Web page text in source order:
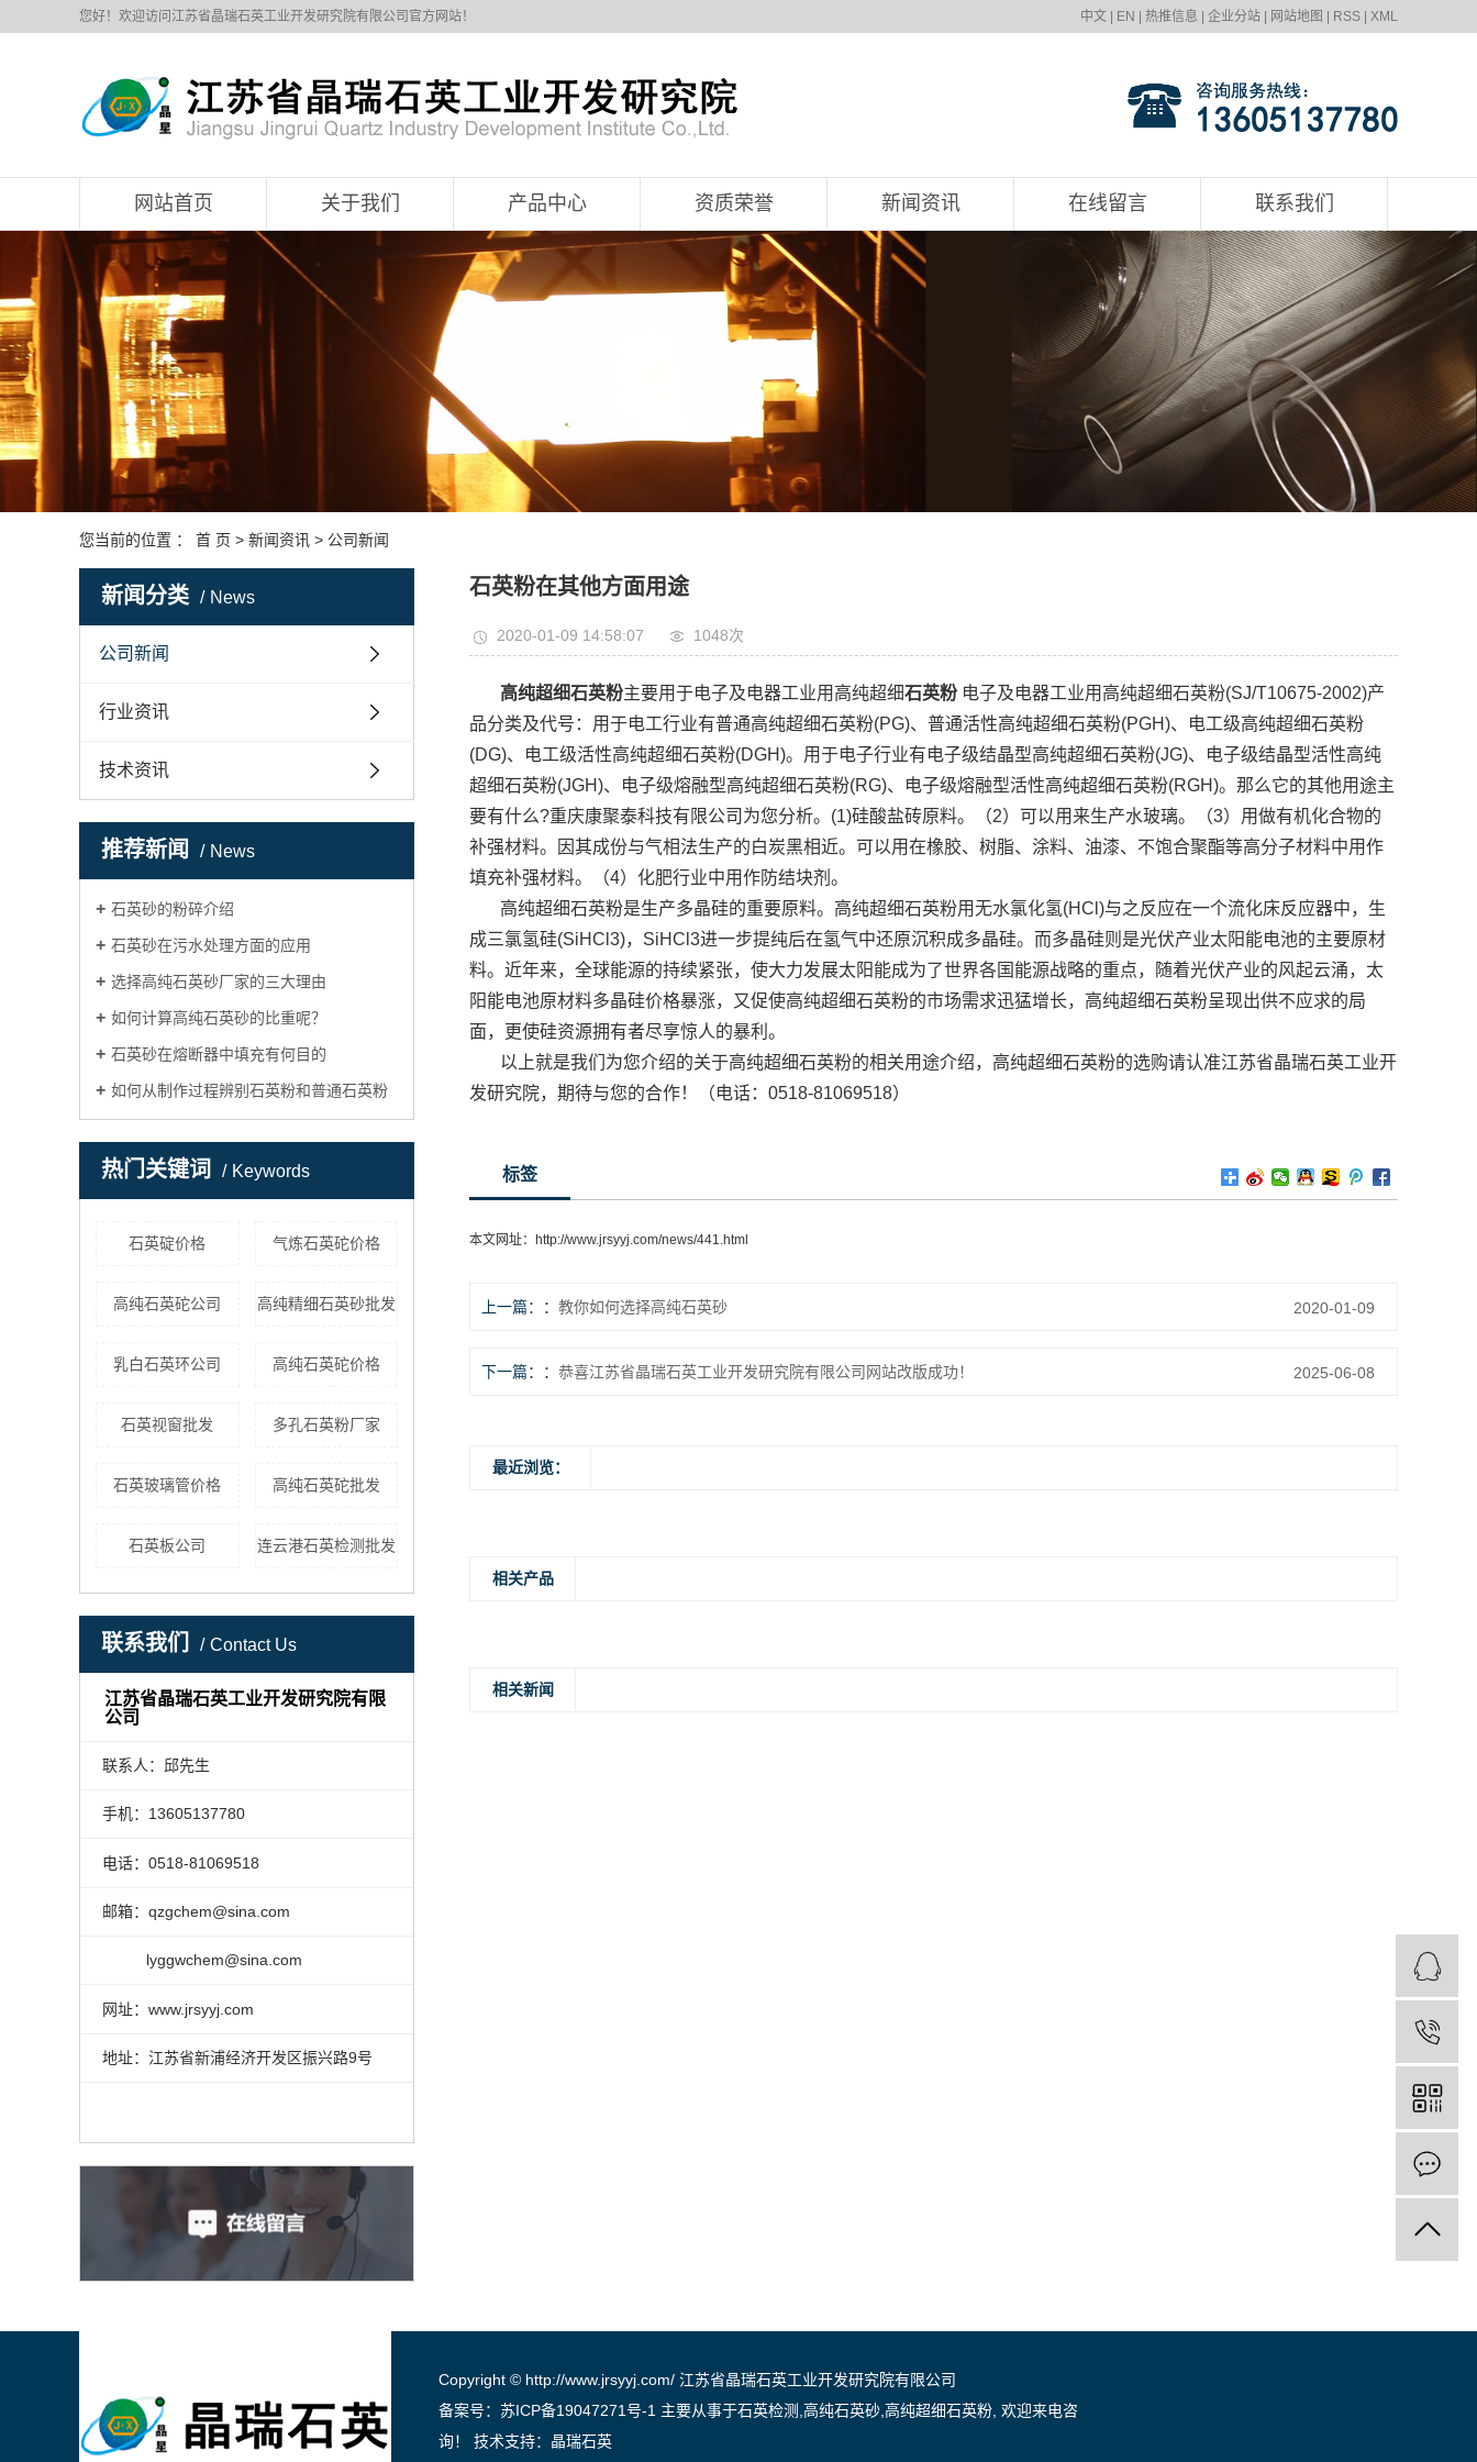
您好！欢迎访问江苏省晶瑞石英工业开发研究院有限公司官方网站！ 中文 EN 热推信息 企业分站 网站地图 RSS XML
网站首页 关于我们
公司简介
企业文化
产品中心
高纯石英粉、砂
石英碇
资质荣誉 新闻资讯
公司新闻
行业资讯
技术资讯
在线留言 联系我们
您当前的位置 ： 首 页 > 新闻资讯 > 公司新闻
新闻分类 News
公司新闻
行业资讯
技术资讯
推荐新闻 News
石英砂的粉碎介绍
石英砂在污水处理方面的应用
选择高纯石英砂厂家的三大理由
如何计算高纯石英砂的比重呢？
石英砂在熔断器中填充有何目的
如何从制作过程辨别石英粉和普通石英粉
热门关键词 Keywords
石英碇价格 气炼石英砣价格
高纯石英砣公司 高纯精细石英砂批发
乳白石英环公司 高纯石英砣价格
石英视窗批发 多孔石英粉厂家
石英玻璃管价格 高纯石英砣批发
石英板公司 连云港石英检测批发
联系我们 Contact Us
江苏省晶瑞石英工业开发研究院有限
公司
联系人：邱先生
手机：13605137780
电话：0518-81069518
邮箱：qzgchem@sina.com
lyggwchem@sina.com
网址：www.jrsyyj.com
地址：江苏省新浦经济开发区振兴路9号
石英粉在其他方面用途
2020-01-09 14:58:07 1048次
高纯超细石英粉主要用于电子及电器工业用高纯超细石英粉 电子及电器工业用高纯超细石英粉(SJ/T10675-2002)产
品分类及代号：用于电工行业有普通高纯超细石英粉(PG)、普通活性高纯超细石英粉(PGH)、电工级高纯超细石英粉
(DG)、电工级活性高纯超细石英粉(DGH)。用于电子行业有电子级结晶型高纯超细石英粉(JG)、电子级结晶型活性高纯
超细石英粉(JGH)、电子级熔融型高纯超细石英粉(RG)、电子级熔融型活性高纯超细石英粉(RGH)。那么它的其他用途主
要有什么?重庆康聚泰科技有限公司为您分析。(1)硅酸盐砖原料。（2）可以用来生产水玻璃。（3）用做有机化合物的
补强材料。因其成份与气相法生产的白炭黑相近。可以用在橡胶、树脂、涂料、油漆、不饱合聚酯等高分子材料中用作
填充补强材料。（4）化肥行业中用作防结块剂。
高纯超细石英粉是生产多晶硅的重要原料。高纯超细石英粉用无水氯化氢(HCl)与之反应在一个流化床反应器中，生
成三氯氢硅(SiHCl3)，SiHCl3进一步提纯后在氢气中还原沉积成多晶硅。而多晶硅则是光伏产业太阳能电池的主要原材
料。近年来，全球能源的持续紧张，使大力发展太阳能成为了世界各国能源战略的重点，随着光伏产业的风起云涌，太
阳能电池原材料多晶硅价格暴涨，又促使高纯超细石英粉的市场需求迅猛增长，高纯超细石英粉呈现出供不应求的局
面，更使硅资源拥有者尽享惊人的暴利。
以上就是我们为您介绍的关于高纯超细石英粉的相关用途介绍，高纯超细石英粉的选购请认准江苏省晶瑞石英工业开
发研究院，期待与您的合作！（电话：0518-81069518）
标签
本文网址： http://www.jrsyyj.com/news/441.html
上一篇： 教你如何选择高纯石英砂 2020-01-09
下一篇： 恭喜江苏省晶瑞石英工业开发研究院有限公司网站改版成功！ 2025-06-08
最近浏览：
相关产品
相关新闻
Copyright © http://www.jrsyyj.com/ 江苏省晶瑞石英工业开发研究院有限公司
备案号： 苏ICP备19047271号-1 主要从事于石英检测 ,高纯石英砂,高纯超细石英粉, 欢迎来电咨
询！ 技术支持： 晶瑞石英